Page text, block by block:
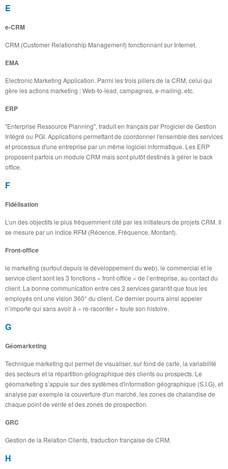
E
e-CRM
CRM (Customer Relationship Management) fonctionnant sur Internet.
EMA
Electronic Marketing Application. Parmi les trois piliers de la CRM, celui qui
gère les actions marketing : Web-to-lead, campagnes, e-mailing, etc.
ERP
"Enterprise Ressource Planning", traduit en français par Progiciel de Gestion
Intégré ou PGI. Applications permettant de coordonner l'ensemble des services
et processus d'une entreprise par un même logiciel informatique. Les ERP
proposent parfois un module CRM mais sont plutôt destinés à gérer le back
office.
F
Fidélisation
L’un des objectifs le plus fréquemment cité par les initiateurs de projets CRM. Il
se mesure par un indice RFM (Récence, Fréquence, Montant).
Front-office
le marketing (surtout depuis le développement du web), le commercial et le
service client sont les 3 fonctions « front-office » de l’entreprise, au contact du
client. La bonne communication entre ces 3 services garantit que tous les
employés ont une vision 360° du client. Ce dernier pourra ainsi appeler
n’importe qui sans avoir à « re-raconter » toute son histoire.
G
Géomarketing
Technique marketing qui permet de visualiser, sur fond de carte, la variabilité
des secteurs et la répartition géographique des clients ou prospects. Le
géomarketing s’appuie sur des systèmes d'information géographique (S.I.G), et
analyse par exemple la couverture d'un marché, les zones de chalandise de
chaque point de vente et des zones de prospection.
GRC
Gestion de la Relation Clients, traduction française de CRM.
H